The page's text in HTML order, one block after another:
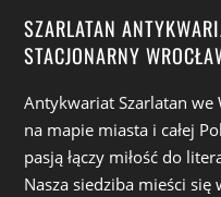
SZARLATAN
STACJONARNY
Antykwariat Szarlatan we
na mapie miasta i całej
pasją łączy miłość do
Nasza siedziba mieści